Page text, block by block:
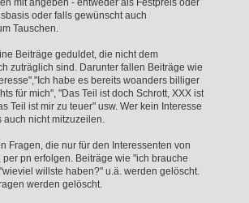
oder falls gewünscht auch
Tauschen.
Beiträge geduldet, die nicht dem
zuträglich sind. Darunter fallen Beiträge wie
habe es bereits woanders billiger
für mich", "Das Teil ist doch Schrott, XXX ist
Teil ist mir zu teuer" usw. Wer kein Interesse
nicht mitzuzeilen.
Fragen, die nur für den Interessenten von
per pn erfolgen. Beiträge wie "ich brauche
willste haben?" u.ä. werden gelöscht.
werden gelöscht.